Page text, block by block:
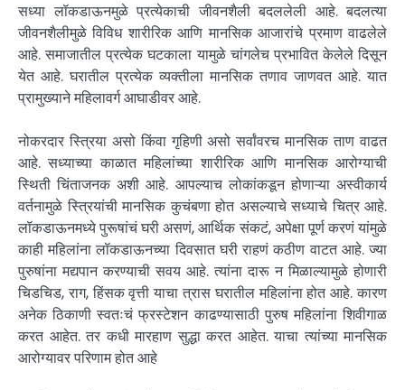
सध्या लॉकडाऊनमुळे प्रत्येकाची जीवनशैली बदललेली आहे. बदलत्या
जीवनशैलीमुळे विविध शारीरिक आणि मानसिक आजारांचे प्रमाण वाढलेले
आहे. समाजातील प्रत्येक घटकाला यामुळे चांगलेच प्रभावित केलेले दिसून
येत आहे. घरातील प्रत्येक व्यक्तीला मानसिक तणाव जाणवत आहे. यात
प्रामुख्याने महिलावर्ग आघाडीवर आहे.
नोकरदार स्त्रिया असो किंवा गृहिणी असो सर्वांवरच मानसिक ताण वाढत
आहे. सध्याच्या काळात महिलांच्या शारीरिक आणि मानसिक आरोग्याची
स्थिती चिंताजनक अशी आहे. आपल्याच लोकांकडून होणाऱ्या अस्वीकार्य
वर्तनामुळे स्त्रियांची मानसिक कुचंबणा होत असल्याचे सध्याचे चित्र आहे.
लॉकडाऊनमध्ये पुरूषांचं घरी असणं, आर्थिक संकटं, अपेक्षा पूर्ण करणं यांमुळे
काही महिलांना लॉकडाऊनच्या दिवसात घरी राहणं कठीण वाटत आहे. ज्या
पुरुषांना मद्यपान करण्याची सवय आहे. त्यांना दारू न मिळाल्यामुळे होणारी
चिडचिड, राग, हिंसक वृत्ती याचा त्रास घरातील महिलांना होत आहे. कारण
अनेक ठिकाणी स्वतःचं फ्रस्टेशन काढण्यासाठी पुरुष महिलांना शिवीगाळ
करत आहेत. तर कधी मारहाण सुद्धा करत आहेत. याचा त्यांच्या मानसिक
आरोग्यावर परिणाम होत आहे